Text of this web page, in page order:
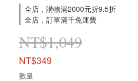
全店，購物滿2000元折9.5折
全店，訂單滿千免運費
NT$1,049
NT$349
數量